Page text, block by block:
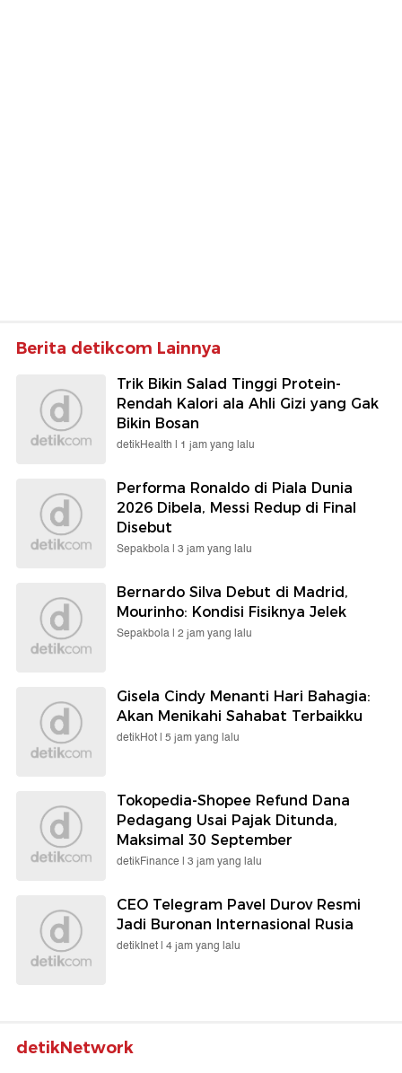
Berita detikcom Lainnya
Trik Bikin Salad Tinggi Protein-
Rendah Kalori ala Ahli Gizi yang Gak
Bikin Bosan
detikHealth | 1 jam yang lalu
Performa Ronaldo di Piala Dunia
2026 Dibela, Messi Redup di Final
Disebut
Sepakbola | 3 jam yang lalu
Bernardo Silva Debut di Madrid,
Mourinho: Kondisi Fisiknya Jelek
Sepakbola | 2 jam yang lalu
Gisela Cindy Menanti Hari Bahagia:
Akan Menikahi Sahabat Terbaikku
detikHot | 5 jam yang lalu
Tokopedia-Shopee Refund Dana
Pedagang Usai Pajak Ditunda,
Maksimal 30 September
detikFinance | 3 jam yang lalu
CEO Telegram Pavel Durov Resmi
Jadi Buronan Internasional Rusia
detikInet | 4 jam yang lalu
detikNetwork